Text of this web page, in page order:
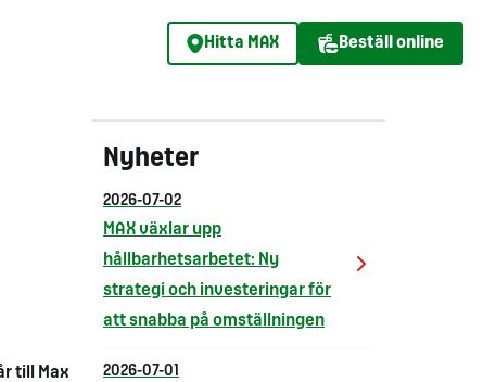
Hitta MAX Beställ online
till Max
Nyheter
2026-07-02
MAX växlar upp
hållbarhetsarbetet: Ny
strategi och investeringar för
att snabba på omställningen
2026-07-01